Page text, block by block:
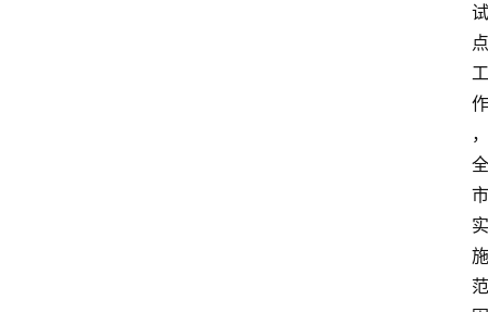
试
点
工
作
，
全
市
实
施
范